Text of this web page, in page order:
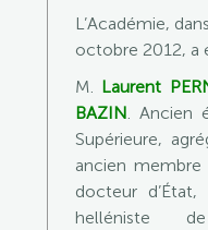
L’Académie,
octobre 2012, a
M. Laurent
BAZIN. Ancien
Supérieure,
ancien
docteur d’État,
helléniste